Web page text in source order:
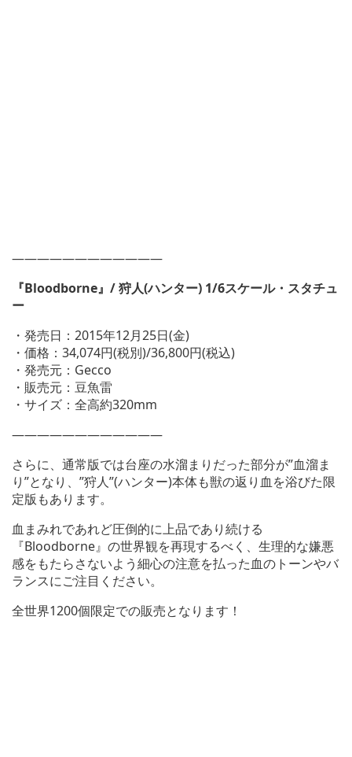
————————————
『Bloodborne』/ 狩人(ハンター) 1/6スケール・スタチュ
ー
・発売日：2015年12月25日(金)
・価格：34,074円(税別)/36,800円(税込)
・発売元：Gecco
・販売元：豆魚雷
・サイズ：全高約320mm
————————————
さらに、通常版では台座の水溜まりだった部分が”血溜ま
り”となり、”狩人”(ハンター)本体も獣の返り血を浴びた限
定版もあります。
血まみれであれど圧倒的に上品であり続ける
『Bloodborne』の世界観を再現するべく、生理的な嫌悪
感をもたらさないよう細心の注意を払った血のトーンやバ
ランスにご注目ください。
全世界1200個限定での販売となります！